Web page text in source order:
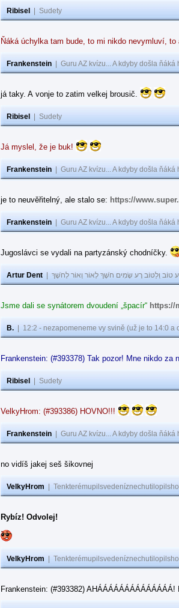
Ribisel Sudety
Ňáká úchylka tam bude, to mi nikdo nevymluví,
Frankenstein Guru AZ kvízu... A kdyby došla
já taky. A vonje to zatim velkej brousič.
Ribisel Sudety
Já myslel, že je buk!
Frankenstein Guru AZ kvízu... A kdyby došla
je to neuvěřitelný, ale stalo se: https://
Frankenstein Guru AZ kvízu... A kdyby došla
Jugoslávci se vydali na partyzánský chodníčky.
Artur Dent טוֹב וְלַטּוֹב רָע שָׂמִים חֹשֶׁךְ לְאוֹר וְאוֹר לְחֹשֶׁךְ
Jsme dali se synátorem dvoudení „špacír“ https://
B. 12:2 - nezapomeneme vy svině (už je to 14:0
Frankenstein: (#393378) Tak pozor! Mne nikdo za
Ribisel Sudety
VelkyHrom: (#393386) HOVNO!!!
Frankenstein Guru AZ kvízu... A kdyby došla
no vidíš jakej seš šikovnej
VelkyHrom
Rybíz! Odvolej!
VelkyHrom
Frankenstein: (#393382) AHÁÁÁÁÁÁÁÁÁÁÁÁÁÁ!